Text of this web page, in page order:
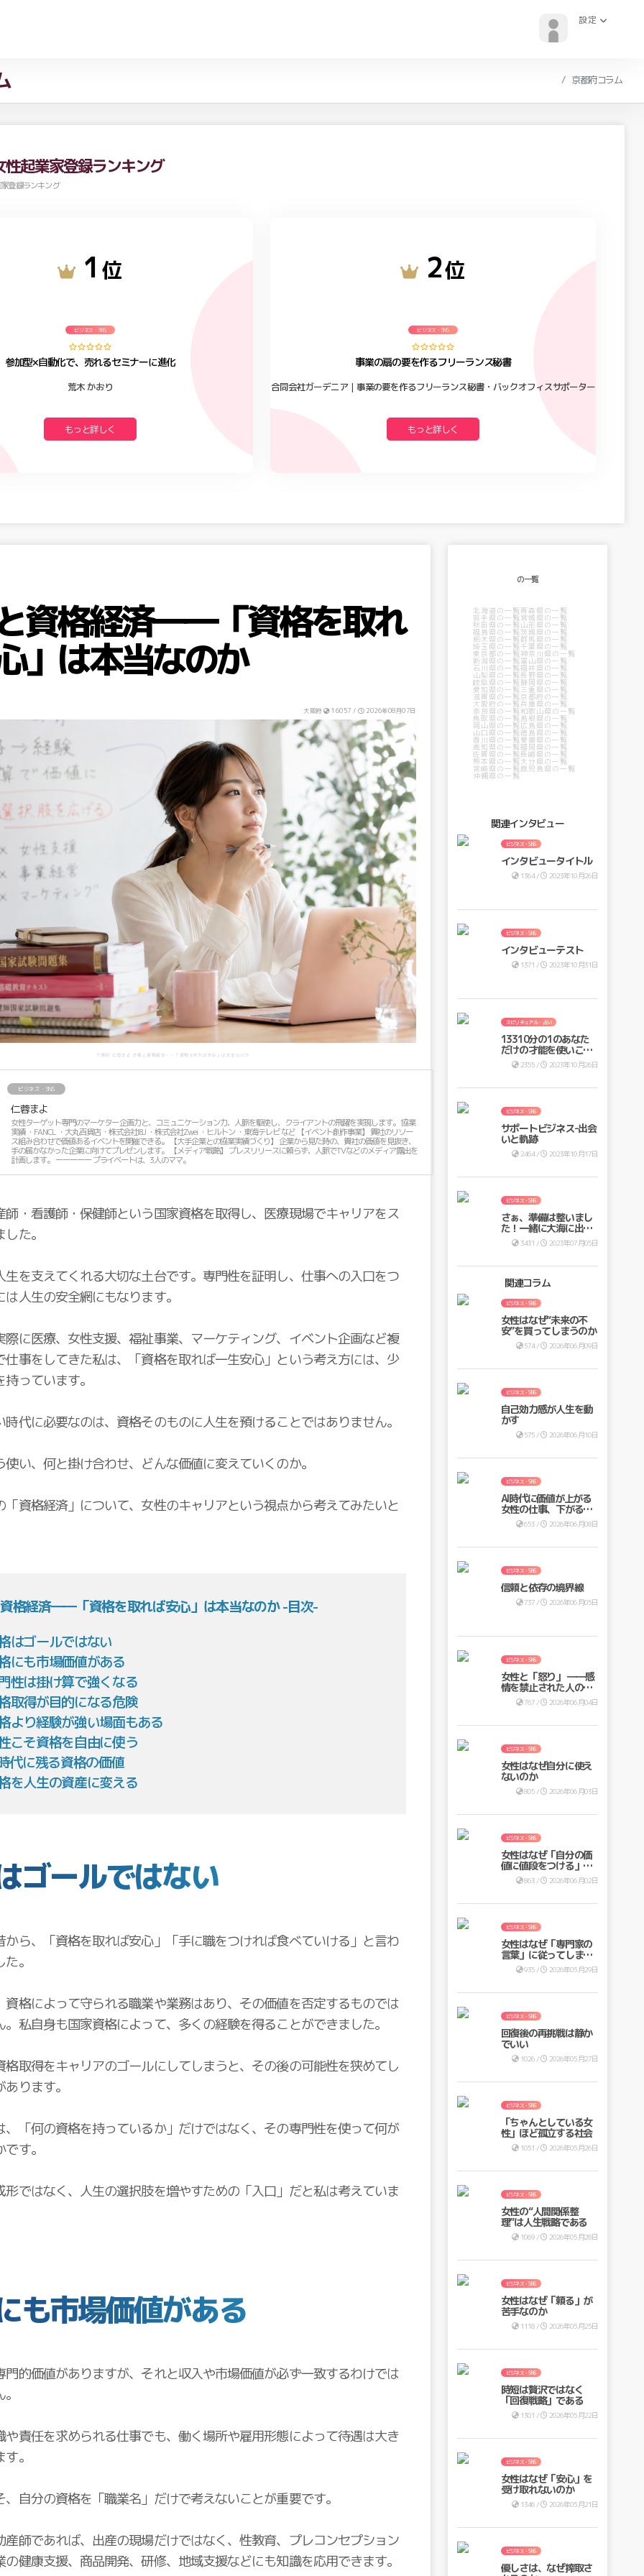
設定
京都府コラム
性起業家登録ランキング
登録ランキング
1 位
ビジネス・SNS
参加型×自動化で、売れるセミナーに進化
荒木 かおり
もっと詳しく
2位
ビジネス・SNS
事業の扇の要を作るフリーランス秘書
合同会社ガーデニア｜事業の要を作るフリーランス秘書・バックオフィスサポーター
もっと詳しく
資格経済――「資格を取れ
」は本当なのか
大阪府 16057 / 2026年08月07日
大阪府 仁蓉まよ 女性と資格経済――「資格を取れば安心」は本当なのか
ビジネス・SNS
仁蓉まよ
女性ターゲット専門のマーケター 企画力と、コミュニケーション力、人脈を駆使し、クライアントの飛躍を実現します。 協業
実績 ・FANCL ・大丸百貨店 ・株式会社IBJ ・株式会社Zwei ・ヒルトン ・東海テレビ など 【イベント創作事業】 貴社のリソー
ス組み合わせで価値あるイベントを開催できる。 【大手企業との協業実績づくり】 企業から見た時の、貴社の価値を見抜き、
手の届かなかった企業に向けてプレゼンします。 【メディア戦略】 プレスリリースに頼らず、人脈でTVなどのメディア露出を
計画します。 ーーーーー プライベートは、3人のママ。
師・看護師・保健師という国家資格を取得し、医療現場でキャリアをス
た。
生を支えてくれる大切な土台です。専門性を証明し、仕事への入口をつ
人生の安全網にもなります。
際に医療、女性支援、福祉事業、マーケティング、イベント企画など複
仕事をしてきた私は、「資格を取れば一生安心」という考え方には、少
っています。
時代に必要なのは、資格そのものに人生を預けることではありません。
使い、何と掛け合わせ、どんな価値に変えていくのか。
「資格経済」について、女性のキャリアという視点から考えてみたいと
格経済――「資格を取れば安心」は本当なのか -目次-
はゴールではない
にも市場価値がある
性は掛け算で強くなる
取得が目的になる危険
より経験が強い場面もある
こそ資格を自由に使う
代に残る資格の価値
を人生の資産に変える
ゴールではない
から、「資格を取れば安心」「手に職をつければ食べていける」と言わ
。
資格によって守られる職業や業務はあり、その価値を否定するものでは
。私自身も国家資格によって、多くの経験を得ることができました。
格取得をキャリアのゴールにしてしまうと、その後の可能性を狭めてし
ります。
、「何の資格を持っているか」だけではなく、その専門性を使って何が
す。
形ではなく、人生の選択肢を増やすための「入口」だと私は考えていま
も市場価値がある
門的価値がありますが、それと収入や市場価値が必ず一致するわけでは
や責任を求められる仕事でも、働く場所や雇用形態によって待遇は大き
。
、自分の資格を「職業名」だけで考えないことが重要です。
産師であれば、出産の現場だけではなく、性教育、プレコンセプション
の健康支援、商品開発、研修、地域支援などにも知識を応用できます。
の一覧
北海道の一覧青森県の一覧
岩手県の一覧宮城県の一覧
秋田県の一覧山形県の一覧
福島県の一覧茨城県の一覧
栃木県の一覧群馬県の一覧
埼玉県の一覧千葉県の一覧
東京都の一覧神奈川県の一覧
新潟県の一覧富山県の一覧
石川県の一覧福井県の一覧
山梨県の一覧長野県の一覧
岐阜県の一覧静岡県の一覧
愛知県の一覧三重県の一覧
滋賀県の一覧京都府の一覧
大阪府の一覧兵庫県の一覧
奈良県の一覧和歌山県の一覧
鳥取県の一覧島根県の一覧
岡山県の一覧広島県の一覧
山口県の一覧徳島県の一覧
香川県の一覧愛媛県の一覧
高知県の一覧福岡県の一覧
佐賀県の一覧長崎県の一覧
熊本県の一覧大分県の一覧
宮崎県の一覧鹿児島県の一覧
沖縄県の一覧
関連インタビュー
ビジネス・SNS
インタビュータイトル
1364 / 2023年10月26日
ビジネス・SNS
インタビューテスト
1371 / 2023年10月31日
スピリチュアル・占い
13310分の1のあなた
だけの才能を使いこな
し、最高の未来を手に
入れませんか？
2355 / 2023年10月26日
ビジネス・SNS
サポートビジネス-出会
いと軌跡
2464 / 2023年10月17日
ビジネス・SNS
さぁ、準備は整いまし
た！一緒に大海に出ま
せんか？
3431 / 2023年07月05日
関連コラム
ビジネス・SNS
女性はなぜ“未来の不
安”を買ってしまうのか
574 / 2026年06月09日
ビジネス・SNS
自己効力感が人生を動
かす
575 / 2026年06月10日
ビジネス・SNS
AI時代に価値が上がる
女性の仕事、下がる仕
653 / 2026年06月08日
ビジネス・SNS
信頼と依存の境界線
737 / 2026年06月05日
ビジネス・SNS
女性と「怒り」 ――感
情を禁止された人の意
思決定767 / 2026年06月04日
ビジネス・SNS
女性はなぜ自分に使え
ないのか
805 / 2026年06月03日
ビジネス・SNS
女性はなぜ「自分の価
値に値段をつける」の
が苦手なのか
863 / 2026年06月02日
ビジネス・SNS
女性はなぜ「専門家の
言葉」に従ってしまう
のか ―医療・SNS・イ
ンフルエンサー時代の
935 / 2026年05月29日
ビジネス・SNS
回復後の再挑戦は静か
でいい
1026 / 2026年05月27日
ビジネス・SNS
「ちゃんとしている女
性」ほど孤立する社会
1051 / 2026年05月26日
ビジネス・SNS
女性の“人間関係整
理”は人生戦略である
1069 / 2026年05月28日
ビジネス・SNS
女性はなぜ「頼る」が
苦手なのか
1118 / 2026年05月25日
ビジネス・SNS
時短は贅沢ではなく
「回復戦略」である
1301 / 2026年05月22日
ビジネス・SNS
女性はなぜ「安心」を
受け取れないのか
1346 / 2026年05月21日
ビジネス・SNS
優しさは、なぜ搾取さ